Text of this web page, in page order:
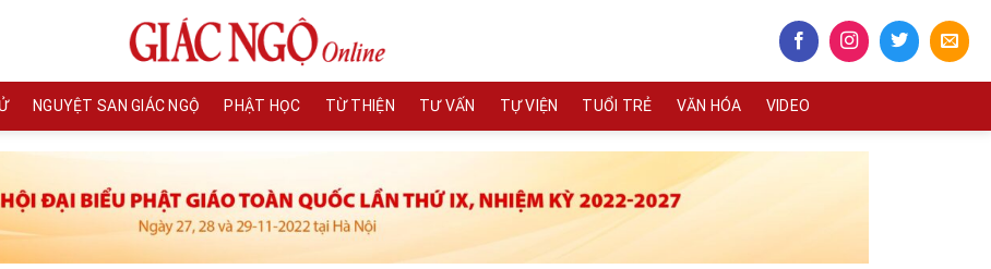
NGUYỆT SAN GIÁC NGỘ PHẬT HỌC TỪ THIỆN TƯ VẤN TỰ VIỆN TUỔI TRẺ VĂN HÓA VIDEO